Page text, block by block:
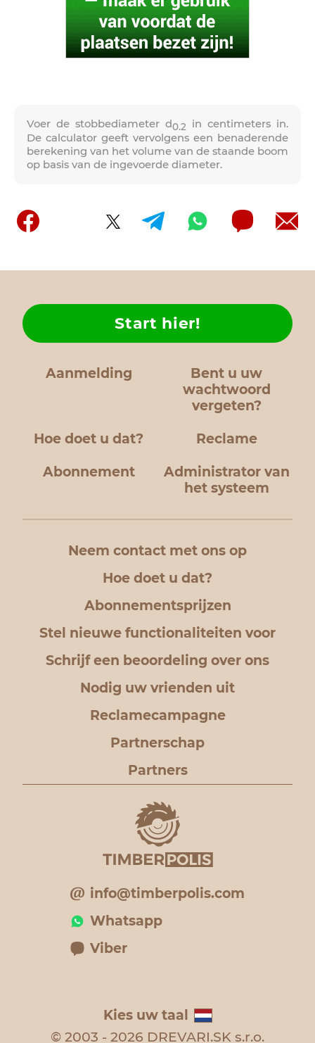
Voer de stobbediameter d0.2
in centimeters in.
De calculator geeft vervolgens een benaderende
berekening van het volume van de staande boom
op basis van de ingevoerde diameter.
Aanmelding
Bent u uw
wachtwoord
vergeten?
Hoe doet u dat?
Start hier!
Reclame
Abonnement
Administrator van
het systeem
Neem contact met ons op
Hoe doet u dat?
Abonnementsprijzen
Stel nieuwe functionaliteiten voor
Schrijf een beoordeling over ons
Nodig uw vrienden uit
Reclamecampagne
Partnerschap
Partners
info@timberpolis.com
Whatsapp
Viber
Kies uw taal
© 2003 - 2026 DREVARI.SK s.r.o.